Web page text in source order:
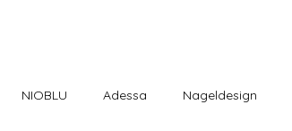
NIOBLU Adessa Nageldesign